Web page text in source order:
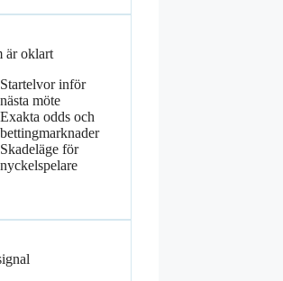
är oklart
Startelvor inför
nästa möte
Exakta odds och
bettingmarknader
Skadeläge för
nyckelspelare